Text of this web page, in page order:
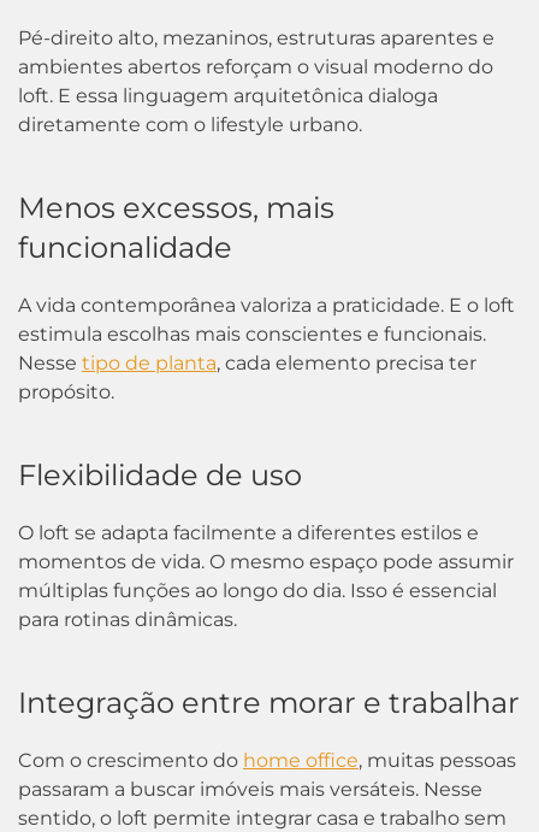
Pé-direito alto, mezaninos, estruturas aparentes e
ambientes abertos reforçam o visual moderno do
loft. E essa linguagem arquitetônica dialoga
diretamente com o lifestyle urbano.
Menos excessos, mais
funcionalidade
A vida contemporânea valoriza a praticidade. E o loft
estimula escolhas mais conscientes e funcionais.
Nesse tipo de planta, cada elemento precisa ter
propósito.
Flexibilidade de uso
O loft se adapta facilmente a diferentes estilos e
momentos de vida. O mesmo espaço pode assumir
múltiplas funções ao longo do dia. Isso é essencial
para rotinas dinâmicas.
Integração entre morar e trabalhar
Com o crescimento do home office, muitas pessoas
passaram a buscar imóveis mais versáteis. Nesse
sentido, o loft permite integrar casa e trabalho sem